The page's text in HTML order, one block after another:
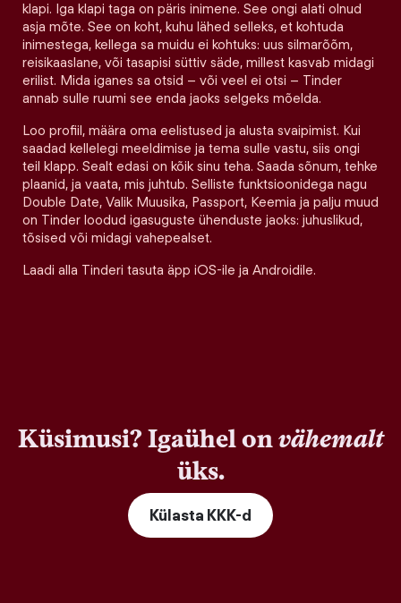
klapi. Iga klapi taga on päris inimene. See ongi alati olnud
asja mõte. See on koht, kuhu lähed selleks, et kohtuda
inimestega, kellega sa muidu ei kohtuks: uus silmarõõm,
reisikaaslane, või tasapisi süttiv säde, millest kasvab midagi
erilist. Mida iganes sa otsid – või veel ei otsi – Tinder
annab sulle ruumi see enda jaoks selgeks mõelda.
Loo profiil, määra oma eelistused ja alusta svaipimist. Kui
saadad kellelegi meeldimise ja tema sulle vastu, siis ongi
teil klapp. Sealt edasi on kõik sinu teha. Saada sõnum, tehke
plaanid, ja vaata, mis juhtub. Selliste funktsioonidega nagu
Double Date, Valik Muusika, Passport, Keemia ja palju muud
on Tinder loodud igasuguste ühenduste jaoks: juhuslikud,
tõsised või midagi vahepealset.
Laadi alla Tinderi tasuta äpp iOS-ile ja Androidile.
Küsimusi? Igaühel onvähemalt
üks.
Külasta KKK-d